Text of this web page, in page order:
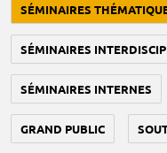
SÉMINAIRES
SÉMINAIRES
SÉMINAIRES INTERNES
GRAND PUBLIC